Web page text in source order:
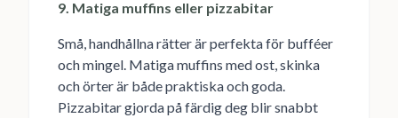
9. Matiga muffins eller pizzabitar
Små, handhållna rätter är perfekta för bufféer
och mingel. Matiga muffins med ost, skinka
och örter är både praktiska och goda.
Pizzabitar gjorda på färdig deg blir snabbt